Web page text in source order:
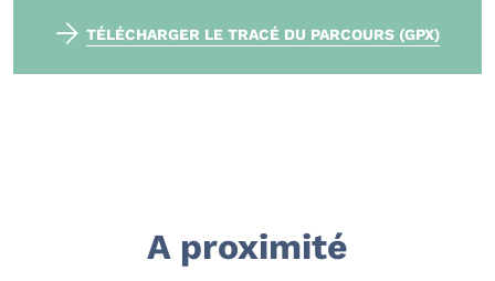
TÉLÉCHARGER LE TRACÉ DU PARCOURS (GPX)
A proximité